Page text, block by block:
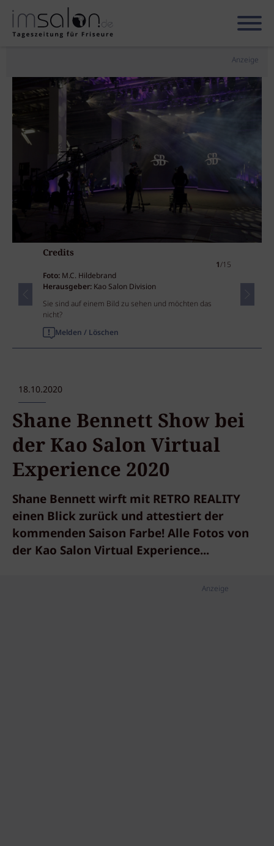
Anzeige
Credits
1/15
Foto: M.C. Hildebrand
Herausgeber: Kao Salon Division
Sie sind auf einem Bild zu sehen und möchten das
nicht?
Melden / Löschen
18.10.2020
Shane Bennett Show bei
der Kao Salon Virtual
Experience 2020
Shane Bennett wirft mit RETRO REALITY
einen Blick zurück und attestiert der
kommenden Saison Farbe! Alle Fotos von
der Kao Salon Virtual Experience...
Anzeige